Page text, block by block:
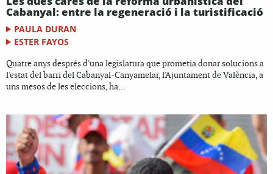
Cabanyal: entre la regeneració i la turistificació
PAULA DURAN
ESTER FAYOS
Quatre anys després d'una legislatura que prometia donar solucions a
l'estat del barri del Cabanyal-Canyamelar, l'Ajuntament de València, a
uns mesos de les eleccions, ha...